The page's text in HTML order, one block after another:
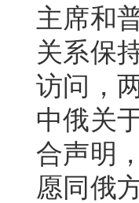
主席和
关系保
访问，
中俄关
合声明
愿同俄